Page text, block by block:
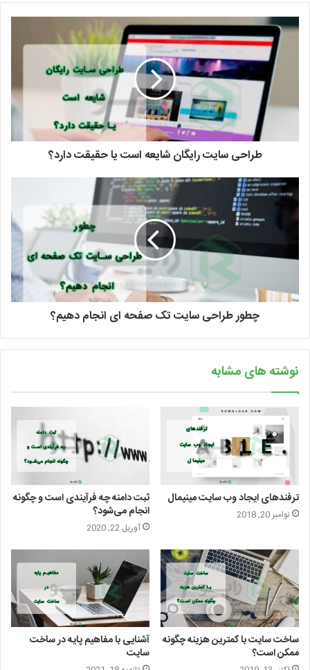
طراحی سایت رایگان شایعه است یا حقیقت دارد؟
چطور طراحی سایت تک صفحه‌ ای انجام دهیم؟
نوشته های مشابه
ترفندهای ایجاد وب سایت مینیمال
نوامبر 20, 2018
ثبت دامنه چه فرآیندی است و چگونه
انجام می‌شود؟
آوریل 22, 2020
ساخت سایت با کمترین هزینه چگونه
ممکن است؟
آشنایی با مفاهیم پایه در ساخت
سایت